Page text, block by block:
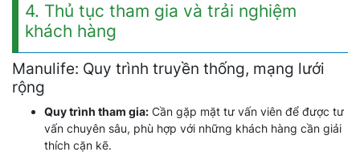
4. Thủ tục tham gia và trải nghiệm
khách hàng
Manulife: Quy trình truyền thống, mạng lưới
rộng
Quy trình tham gia: Cần gặp mặt tư vấn viên để được tư
vấn chuyên sâu, phù hợp với những khách hàng cần giải
thích cặn kẽ.